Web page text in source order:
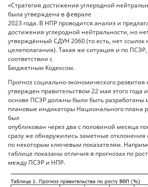
«Стратегия достижения углеродной
была утверждена в феврале
2023 года. В НПР проводится анализ и
достижения углеродной нейтральности, но
утверждённый СДУН 2060 (то есть, нет ссылок
целеполагания). Такая же ситуация и по
соответствии с
Бюджетным Кодексом.
Прогноз социально-экономического
утвержден правительством 22 мая этого года
основе ПСЭР должны были быть разработаны
плановые индикаторы Национального плана
был
опубликован через два с половиной месяца
сразу же обнаружились заметные отклонения
по некоторым ключевым показателям.
таблице показаны отличия в прогнозах по
между ПСЭР и НПР.